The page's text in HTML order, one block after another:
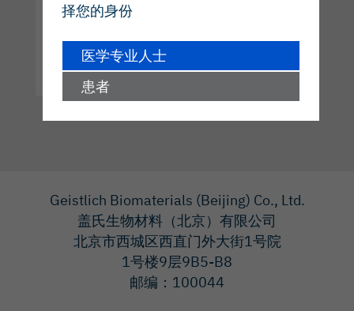
Geistlich Biomaterials (Beijing) Co., Ltd.
盖氏生物材料（北京）有限公司
北京市西城区西直门外大街1号院
1号楼9层9B5-B8
邮编：100044
择您的身份
医学专业人士
患者